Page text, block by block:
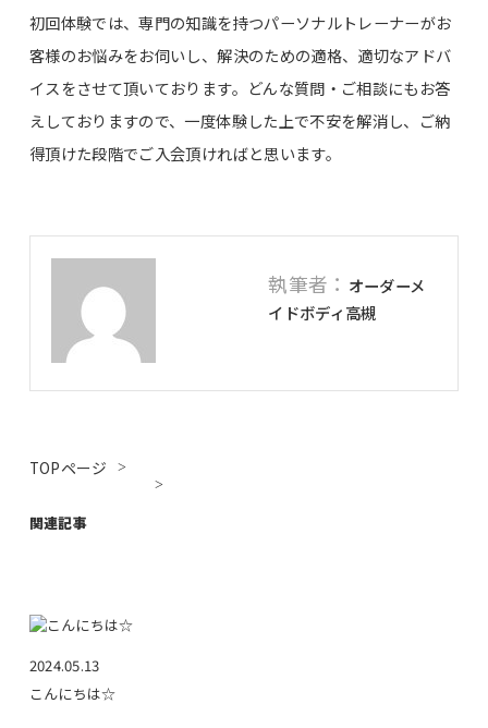
初回体験では、専門の知識を持つパーソナルトレーナーがお
客様のお悩みをお伺いし、解決のための適格、適切なアドバ
イスをさせて頂いております。どんな質問・ご相談にもお答
えしておりますので、一度体験した上で不安を解消し、ご納
得頂けた段階でご入会頂ければと思います。
執筆者： オーダーメ
イドボディ高槻
TOPページ
関連記事
2024.05.13
こんにちは☆